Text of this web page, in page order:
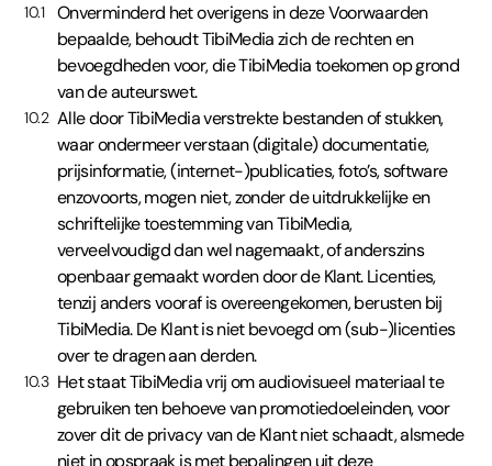
10.1
Onverminderd het overigens in deze Voorwaarden
bepaalde, behoudt TibiMedia zich de rechten en
bevoegdheden voor, die TibiMedia toekomen op grond
van de auteurswet.
10.2 Alle door TibiMedia verstrekte bestanden of stukken,
waar ondermeer verstaan (digitale) documentatie,
prijsinformatie, (internet-)publicaties, foto’s, software
enzovoorts, mogen niet, zonder de uitdrukkelijke en
schriftelijke toestemming van TibiMedia,
verveelvoudigd dan wel nagemaakt, of anderszins
openbaar gemaakt worden door de Klant. Licenties,
tenzij anders vooraf is overeengekomen, berusten bij
TibiMedia. De Klant is niet bevoegd om (sub-)licenties
over te dragen aan derden.
10.3 Het staat TibiMedia vrij om audiovisueel materiaal te
gebruiken ten behoeve van promotiedoeleinden, voor
zover dit de privacy van de Klant niet schaadt, alsmede
niet in opspraak is met bepalingen uit deze